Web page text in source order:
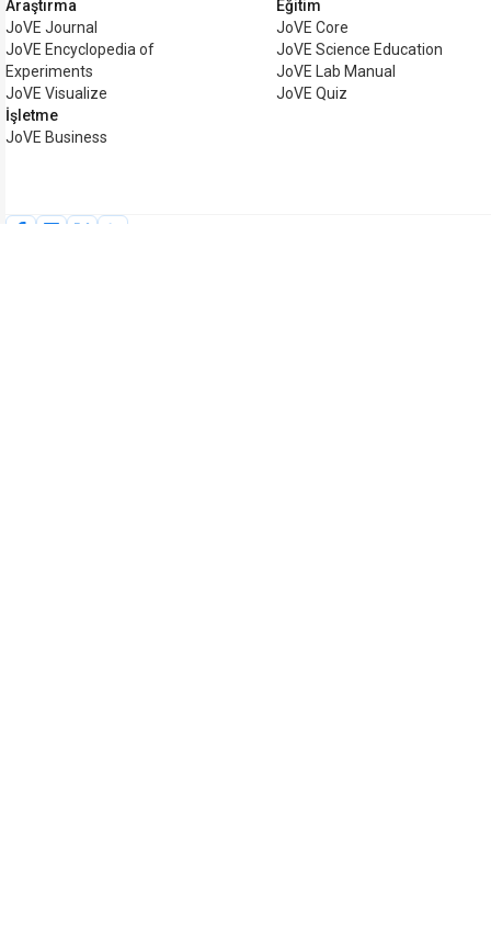
Araştırma
JoVE Journal
JoVE Encyclopedia of
Experiments
JoVE Visualize
İşletme
JoVE Business
Eğitim
JoVE Core
JoVE Science Education
JoVE Lab Manual
JoVE Quiz